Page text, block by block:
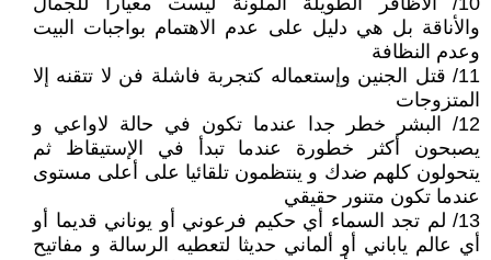
والأناقة بل هي دليل على عدم الاهتمام بواجبات البيت
وعدم النظافة
11/ قتل الجنين وإستعماله كتجربة فاشلة فن لا تتقنه إلا
المتزوجات
12/ البشر خطر جدا عندما تكون في حالة لاواعي و
يصبحون أكثر خطورة عندما تبدأ في الإستيقاظ ثم
يتحولون كلهم ضدك و ينتظمون تلقائيا على أعلى مستوى
عندما تكون متنور حقيقي
13/ لم تجد السماء أي حكيم فرعوني أو يوناني قديما أو
أي عالم ياباني أو ألماني حديثا لتعطيه الرسالة و مفاتيح